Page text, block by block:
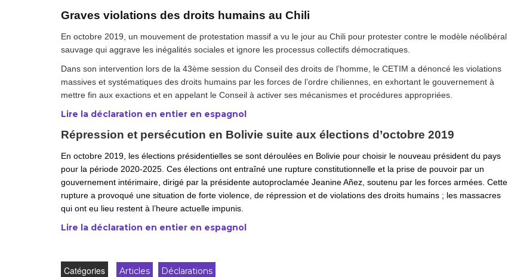
Haïti
Madagascar
Palestine
Pérou
Syrie
Graves violations des droits humains au Chili
En octobre 2019, un mouvement de protestation massif a vu le jour au Chili pour protester contre le modèle néolibéral
sauvage qui aggrave les inégalités sociales et ignore les processus collectifs démocratiques.
Dans son intervention lors de la 43ème session du Conseil des droits de l’homme, le CETIM a dénoncé les violations
massives et systématiques des droits humains par les forces de l’ordre chiliennes, en exhortant le gouvernement à
mettre fin aux exactions et en appelant le Conseil à activer ses mécanismes et procédures appropriées.
Lire la déclaration en entier en espagnol
Répression et persécution en Bolivie suite aux élections d’octobre 2019
En octobre 2019, les élections présidentielles se sont déroulées en Bolivie pour choisir le nouveau président du pays
pour la période 2020-2025. Ces élections ont entraîné une rupture constitutionnelle et la prise de pouvoir par un
gouvernement intérimaire, dirigé par la présidente autoproclamée Jeanine Añez, soutenu par les forces armées. Cette
rupture a provoqué une situation de forte violence, de répression et de violations des droits humains ; les massacres
qui ont eu lieu restent à l’heure actuelle impunis.
Lire la déclaration en entier en espagnol
Catégories Articles Déclarations